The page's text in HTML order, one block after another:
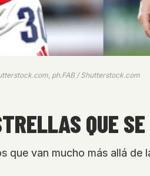
ph.FAB / Shutterstock.com
QUE
que van mucho más allá